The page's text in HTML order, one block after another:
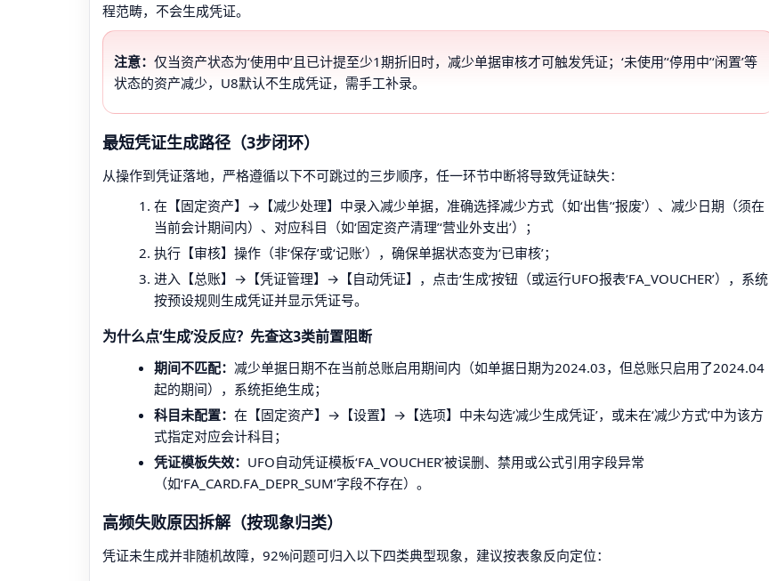
程范畴，不会生成凭证。
注意： 仅当资产状态为‘使用中’且已计提至少1期折旧时，减少单据审核才可触发凭证；‘未使用’‘停用中’‘闲置’等
状态的资产减少，U8默认不生成凭证，需手工补录。
最短凭证生成路径（3步闭环）
从操作到凭证落地，严格遵循以下不可跳过的三步顺序，任一环节中断将导致凭证缺失：
在【固定资产】→【减少处理】中录入减少单据，准确选择减少方式（如‘出售’‘报废’）、减少日期（须在
当前会计期间内）、对应科目（如‘固定资产清理’‘营业外支出’）；
执行【审核】操作（非‘保存’或‘记账’），确保单据状态变为‘已审核’；
进入【总账】→【凭证管理】→【自动凭证】，点击‘生成’按钮（或运行UFO报表‘FA_VOUCHER’），系统
按预设规则生成凭证并显示凭证号。
为什么点‘生成’没反应？先查这3类前置阻断
期间不匹配： 减少单据日期不在当前总账启用期间内（如单据日期为2024.03，但总账只启用了2024.04
起的期间），系统拒绝生成；
科目未配置： 在【固定资产】→【设置】→【选项】中未勾选‘减少生成凭证’，或未在‘减少方式’中为该方
式指定对应会计科目；
凭证模板失效： UFO自动凭证模板‘FA_VOUCHER’被误删、禁用或公式引用字段异常
（如‘FA_CARD.FA_DEPR_SUM’字段不存在）。
高频失败原因拆解（按现象归类）
凭证未生成并非随机故障，92%问题可归入以下四类典型现象，建议按表象反向定位：